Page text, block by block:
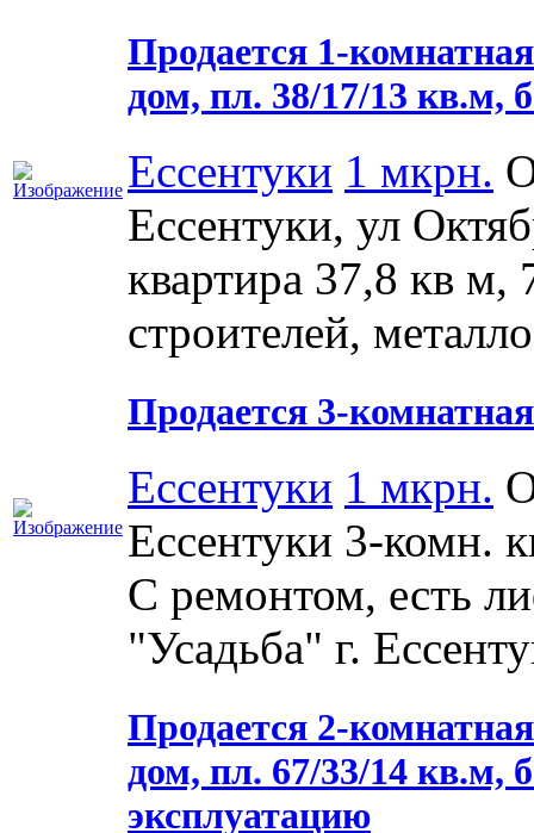
Продается 1-
дом, пл. 38/17/13 кв.м,
Ессентуки 1 мкрн.
Ессентуки, ул
квартира 37,8 кв м,
строителей,
Продается 3-
Ессентуки 1 мкрн.
Ессентуки 3-комн.
С ремонтом, есть
"Усадьба" г.
Продается 2-
дом, пл. 67/33/14 кв.м,
эксплуатацию